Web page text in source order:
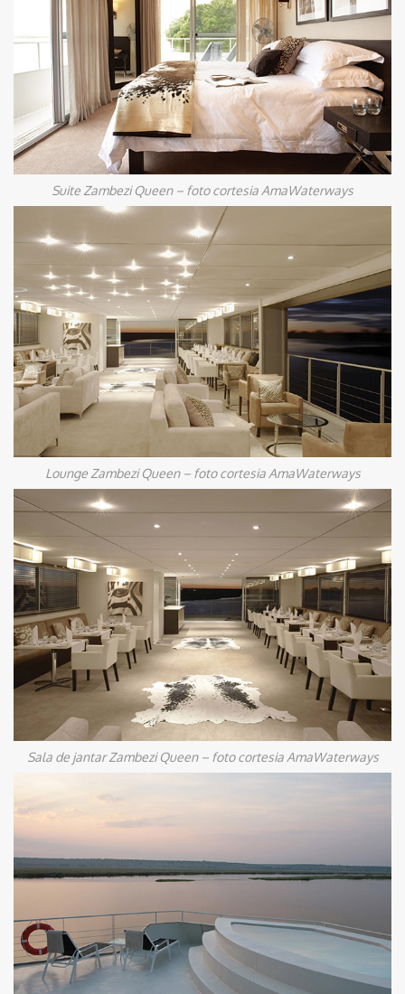
Suite Zambezi Queen – foto cortesia AmaWaterways
Lounge Zambezi Queen – foto cortesia AmaWaterways
Sala de jantar Zambezi Queen – foto cortesia AmaWaterways